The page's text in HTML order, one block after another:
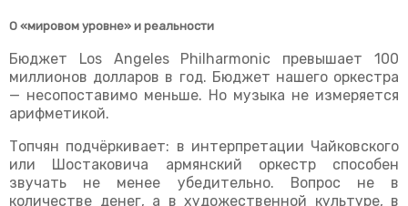
О «мировом уровне» и реальности
Бюджет Los Angeles Philharmonic превышает 100
миллионов долларов в год. Бюджет нашего оркестра
— несопоставимо меньше. Но музыка не измеряется
арифметикой.
Топчян подчёркивает: в интерпретации Чайковского
или Шостаковича армянский оркестр способен
звучать не менее убедительно. Вопрос не в
количестве денег, а в художественной культуре, в